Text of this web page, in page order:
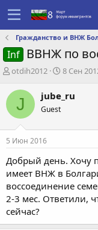
Гражданство и ВНЖ
Inf ВВНЖ по
А
т
р
е
м
ы
otdih2012
Д
а
н
и
я
8 Сен
J jube_ru
Guest
5 Июн 2016
Добрый день. Хочу
имеет ВНЖ в
воссоединение
2-3 мес. Ответили,
сейчас?